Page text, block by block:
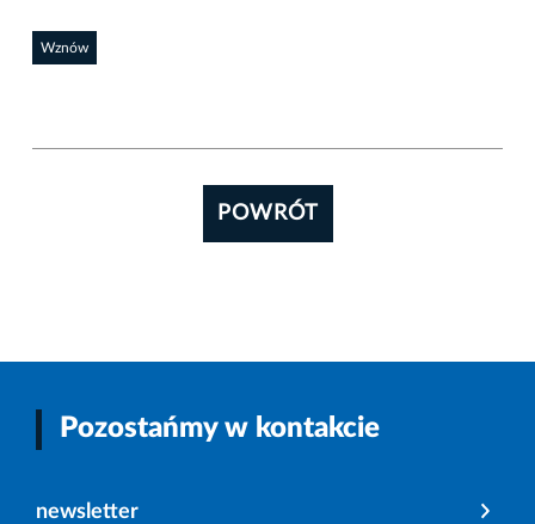
Wznów
POWRÓT
Pozostańmy w kontakcie
newsletter